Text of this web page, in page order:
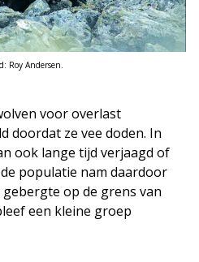
Roy Andersen.
voor overlast
doordat ze vee doden. In
ook lange tijd verjaagd of
populatie nam daardoor
op de grens van
een kleine groep